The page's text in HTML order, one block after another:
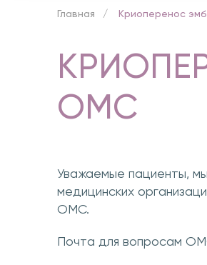
Главная Криоперенос
ОМС
Уважаемые пациенты,
медицинских
ОМС.
Почта для вопросам